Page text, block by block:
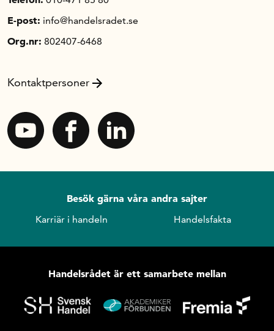
E-post: info@handelsradet.se
Org.nr: 802407-6468
Kontaktpersoner
Besök gärna våra andra sajter
Karriär i handeln Handelsfakta
Handelsrådet är ett samarbete mellan